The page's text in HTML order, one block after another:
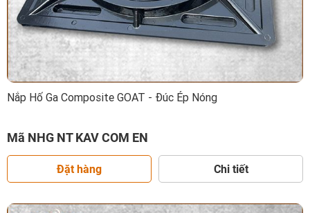
Nắp Hố Ga Composite GOAT - Đúc Ép Nóng
Mã NHG NT KAV COM EN
Đặt hàng Chi tiết